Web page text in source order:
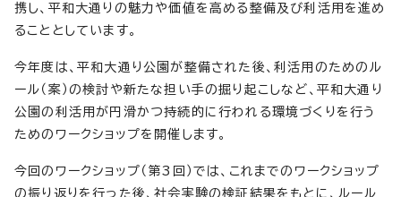
携し、平和大通りの魅力や価値を高める整備及び利活用を進め
ることとしています。
今年度は、平和大通り公園が整備された後、利活用のためのル
ール（案）の検討や新たな担い手の掘り起こしなど、平和大通り
公園の利活用が円滑かつ持続的に行われる環境づくりを行う
ためのワークショップを開催します。
今回のワークショップ（第3回）では、これまでのワークショップ
の振り返りを行った後、社会実験の検証結果をもとに、ルール